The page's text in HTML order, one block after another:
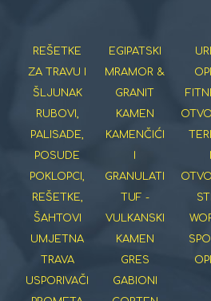
REŠETKE
ZA TRAVU I
ŠLJUNAK
RUBOVI,
PALISADE,
POSUDE
POKLOPCI,
REŠETKE,
ŠAHTOVI
UMJETNA
TRAVA
USPORIVAČI
EGIPATSKI
MRAMOR &
GRANIT
KAMEN
KAMENČIĆI
I
GRANULATI
TUF -
VULKANSKI
KAMEN
GRES
GABIONI